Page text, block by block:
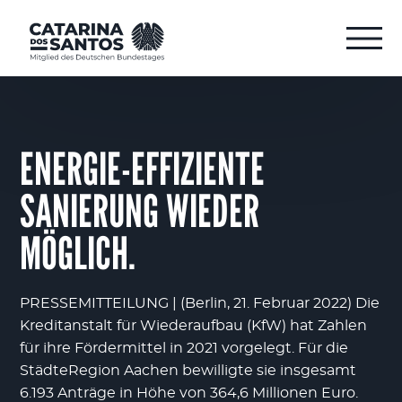
ENERGIE-EFFIZIENTE
SANIERUNG WIEDER
MÖGLICH.
PRESSEMITTEILUNG | (Berlin, 21. Februar 2022) Die
Kreditanstalt für Wiederaufbau (KfW) hat Zahlen
für ihre Fördermittel in 2021 vorgelegt. Für die
StädteRegion Aachen bewilligte sie insgesamt
6.193 Anträge in Höhe von 364,6 Millionen Euro.